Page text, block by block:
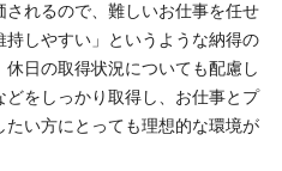
れるので、難しいお仕事を任せ
しやすい」というような納得の
日の取得状況についても配慮し
をしっかり取得し、お仕事とプ
い方にとっても理想的な環境が